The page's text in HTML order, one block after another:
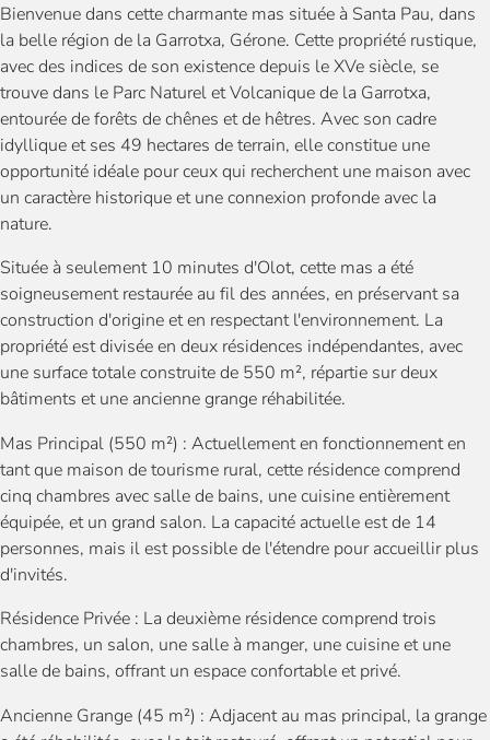
Bienvenue dans cette charmante mas située à Santa Pau, dans
la belle région de la Garrotxa, Gérone. Cette propriété rustique,
avec des indices de son existence depuis le XVe siècle, se
trouve dans le Parc Naturel et Volcanique de la Garrotxa,
entourée de forêts de chênes et de hêtres. Avec son cadre
idyllique et ses 49 hectares de terrain, elle constitue une
opportunité idéale pour ceux qui recherchent une maison avec
un caractère historique et une connexion profonde avec la
nature.
Située à seulement 10 minutes d'Olot, cette mas a été
soigneusement restaurée au fil des années, en préservant sa
construction d'origine et en respectant l'environnement. La
propriété est divisée en deux résidences indépendantes, avec
une surface totale construite de 550 m², répartie sur deux
bâtiments et une ancienne grange réhabilitée.
Mas Principal (550 m²) : Actuellement en fonctionnement en
tant que maison de tourisme rural, cette résidence comprend
cinq chambres avec salle de bains, une cuisine entièrement
équipée, et un grand salon. La capacité actuelle est de 14
personnes, mais il est possible de l'étendre pour accueillir plus
d'invités.
Résidence Privée : La deuxième résidence comprend trois
chambres, un salon, une salle à manger, une cuisine et une
salle de bains, offrant un espace confortable et privé.
Ancienne Grange (45 m²) : Adjacent au mas principal, la grange